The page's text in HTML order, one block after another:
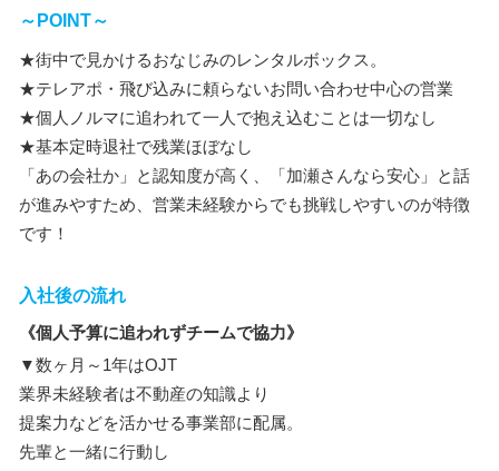
～POINT～
★街中で見かけるおなじみのレンタルボックス。
★テレアポ・飛び込みに頼らないお問い合わせ中心の営業
★個人ノルマに追われて一人で抱え込むことは一切なし
★基本定時退社で残業ほぼなし
「あの会社か」と認知度が高く、「加瀬さんなら安心」と話
が進みやすため、営業未経験からでも挑戦しやすいのが特徴
です！
入社後の流れ
《個人予算に追われずチームで協力》
▼数ヶ月～1年はOJT
業界未経験者は不動産の知識より
提案力などを活かせる事業部に配属。
先輩と一緒に行動し